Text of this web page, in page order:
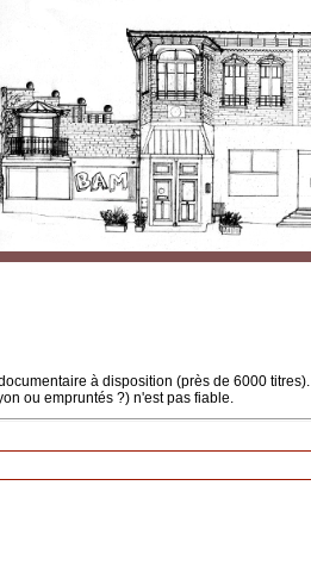
à disposition (près de 6000 titres).
ou empruntés ?) n'est pas fiable.